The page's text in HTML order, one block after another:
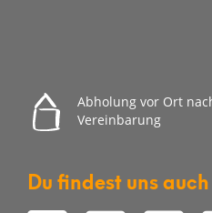
Abholung vor Ort
Vereinbarung
Du findest uns